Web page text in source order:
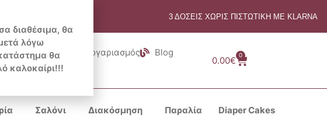
3 ΔΟΣΕΙΣ ΧΩΡΙΣ ΠΙΣΤΩΤΙΚΗ ΜΕ KLARNA
Λογαριασμός Blog
0.00€
0
Cart
Σαλόνι Διακόσμηση Παραλία Diaper Cakes
διαθέσιμα, θα
λόγω
θα
καλοκαίρι!!!